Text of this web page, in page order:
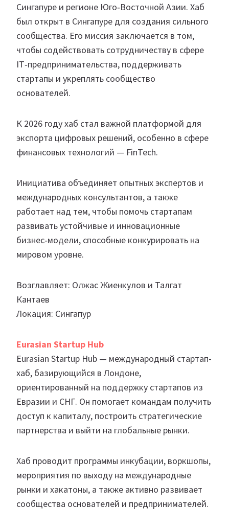
Сингапуре и регионе Юго‑Восточной Азии. Хаб
был открыт в Сингапуре для создания сильного
сообщества. Его миссия заключается в том,
чтобы содействовать сотрудничеству в сфере
IT‑предпринимательства, поддерживать
стартапы и укреплять сообщество
основателей.
К 2026 году хаб стал важной платформой для
экспорта цифровых решений, особенно в сфере
финансовых технологий — FinTech.
Инициатива объединяет опытных экспертов и
международных консультантов, а также
работает над тем, чтобы помочь стартапам
развивать устойчивые и инновационные
бизнес‑модели, способные конкурировать на
мировом уровне.
Возглавляет: Олжас Жиенкулов и Талгат
Кантаев
Локация: Сингапур
Eurasian Startup Hub
Eurasian Startup Hub — международный стартап-
хаб, базирующийся в Лондоне,
ориентированный на поддержку стартапов из
Евразии и СНГ. Он помогает командам получить
доступ к капиталу, построить стратегические
партнерства и выйти на глобальные рынки.
Хаб проводит программы инкубации, воркшопы,
мероприятия по выходу на международные
рынки и хакатоны, а также активно развивает
сообщества основателей и предпринимателей.